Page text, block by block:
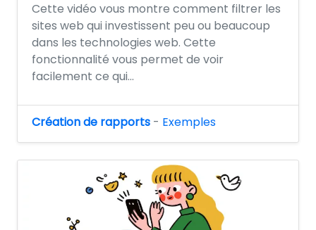
Cette vidéo vous montre comment filtrer les
sites web qui investissent peu ou beaucoup
dans les technologies web. Cette
fonctionnalité vous permet de voir
facilement ce qui...
Création de rapports - Exemples